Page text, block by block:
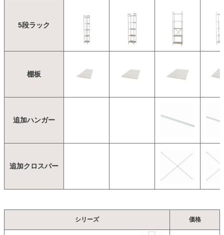
5段ラック
棚板
追加ハンガー
追加クロスバー
シリーズ 価格